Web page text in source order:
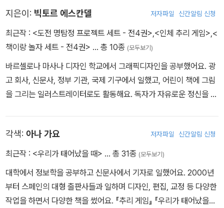
지은이: 빅토르 에스칸델 저자파일 신간알림 신청
최근작 : <도전 명탐정 프로젝트 세트 - 전4권>,<인체 추리 게임>,<
책이랑 놀자 세트 - 전4권> … 총 10종 (모두보기)
바르셀로나 마사나 디자인 학교에서 그래픽디자인을 공부했어요. 광
고 회사, 신문사, 정부 기관, 국제 기구에서 일했고, 어린이 책에 그림
을 그리는 일러스트레이터로도 활동해요. 독자가 자유로운 정신을 일
각색: 아나 가요 저자파일 신간알림 신청
최근작 : <우리가 태어났을 때> … 총 31종 (모두보기)
대학에서 정보학을 공부하고 신문사에서 기자로 일했어요. 2000년
부터 스페인의 대형 출판사들과 일하며 디자인, 편집, 교정 등 다양한
작업을 하면서 다양한 책을 썼어요. 『추리 게임』 『우리가 태어났을